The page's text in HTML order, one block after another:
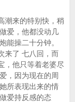
来的特别快，稍
爱，他都没动几
能操二十分钟。
来了 七八回，而
，他只等着老婆尽
，因为现在的周
所表现出来的情
爱持反感的态